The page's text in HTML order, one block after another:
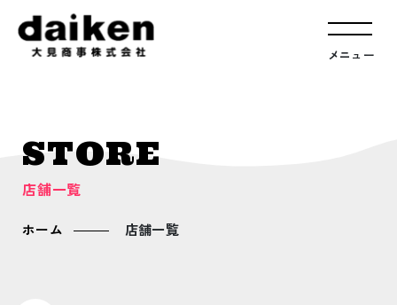
メニュー
STORE
店舗一覧
ホーム 店舗一覧